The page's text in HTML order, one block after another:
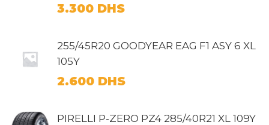
3.300 DHS
255/45R20 GOODYEAR EAG F1 ASY 6 XL
105Y
2.600 DHS
PIRELLI P-ZERO PZ4 285/40R21 XL 109Y